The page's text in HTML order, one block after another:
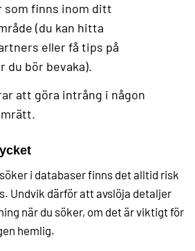
som finns inom ditt
(du kan hitta
eller få tips på
du bör bevaka).
att göra intrång i någon
i databaser finns det alltid risk
Undvik därför att avslöja detaljer
när du söker, om det är viktigt för
hemlig.